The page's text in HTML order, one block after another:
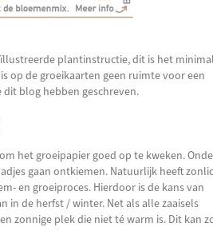
plantinstructie, dit is het
op de groeikaarten geen ruimte voor een
blog hebben geschreven.
het groeipapier goed op te kweken.
gaan ontkiemen. Natuurlijk heeft
en groeiproces. Hierdoor is de kans van
in de herfst / winter. Net als alle zaaisels
zonnige plek die niet té warm is. Dit kan